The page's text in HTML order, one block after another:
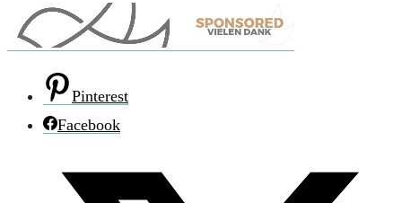
Pinterest
Facebook